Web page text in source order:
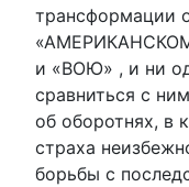
трансформации
и «ВОЮ» , и ни
сравниться с
об оборотнях, в
страха
борьбы с